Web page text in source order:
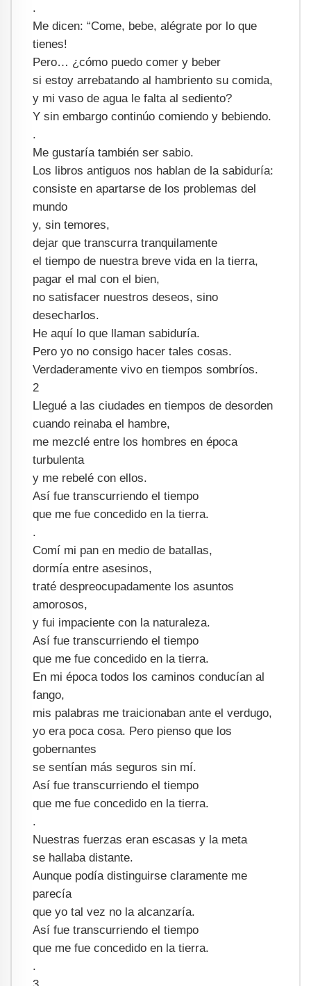
.
Me dicen: “Come, bebe, alégrate por lo que
tienes!
Pero… ¿cómo puedo comer y beber
si estoy arrebatando al hambriento su comida,
y mi vaso de agua le falta al sediento?
Y sin embargo continúo comiendo y bebiendo.
.
Me gustaría también ser sabio.
Los libros antiguos nos hablan de la sabiduría:
consiste en apartarse de los problemas del
mundo
y, sin temores,
dejar que transcurra tranquilamente
el tiempo de nuestra breve vida en la tierra,
pagar el mal con el bien,
no satisfacer nuestros deseos, sino
desecharlos.
He aquí lo que llaman sabiduría.
Pero yo no consigo hacer tales cosas.
Verdaderamente vivo en tiempos sombríos.
2
Llegué a las ciudades en tiempos de desorden
cuando reinaba el hambre,
me mezclé entre los hombres en época
turbulenta
y me rebelé con ellos.
Así fue transcurriendo el tiempo
que me fue concedido en la tierra.
.
Comí mi pan en medio de batallas,
dormía entre asesinos,
traté despreocupadamente los asuntos
amorosos,
y fui impaciente con la naturaleza.
Así fue transcurriendo el tiempo
que me fue concedido en la tierra.
En mi época todos los caminos conducían al
fango,
mis palabras me traicionaban ante el verdugo,
yo era poca cosa. Pero pienso que los
gobernantes
se sentían más seguros sin mí.
Así fue transcurriendo el tiempo
que me fue concedido en la tierra.
.
Nuestras fuerzas eran escasas y la meta
se hallaba distante.
Aunque podía distinguirse claramente me
parecía
que yo tal vez no la alcanzaría.
Así fue transcurriendo el tiempo
que me fue concedido en la tierra.
.